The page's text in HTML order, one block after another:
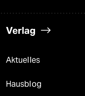
Verlag
Aktuelles
Hausblog